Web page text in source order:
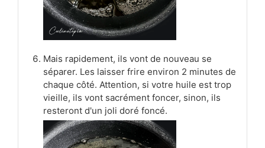
Mais rapidement, ils vont de nouveau se
séparer. Les laisser frire environ 2 minutes de
chaque côté. Attention, si votre huile est trop
vieille, ils vont sacrément foncer, sinon, ils
resteront d'un joli doré foncé.